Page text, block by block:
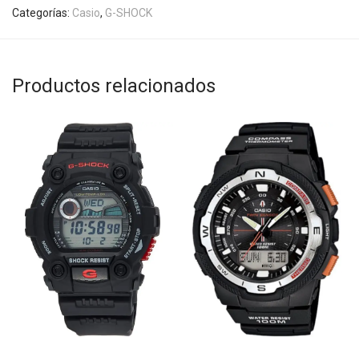
Categorías: Casio, G-SHOCK
Productos relacionados